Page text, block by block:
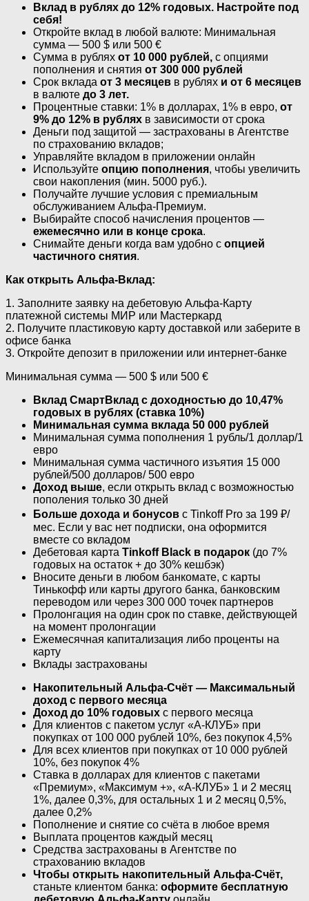
Вклад в рублях до 12% годовых. Настройте под
себя!
Откройте вклад в любой валюте: Минимальная
сумма — 500 $ или 500 €
Сумма в рублях от 10 000 рублей, с опциями
пополнения и снятия от 300 000 рублей
Срок вклада от 3 месяцев в рублях и от 6 месяцев
в валюте до 3 лет.
Процентные ставки: 1% в долларах, 1% в евро, от
9% до 12% в рублях в зависимости от срока
Деньги под защитой — застрахованы в Агентстве
по страхованию вкладов;
Управляйте вкладом в приложении онлайн
Используйте опцию пополнения, чтобы увеличить
свои накопления (мин. 5000 руб.).
Получайте лучшие условия с премиальным
обслуживанием Альфа-Премиум.
Выбирайте способ начисления процентов —
ежемесячно или в конце срока.
Снимайте деньги когда вам удобно с опцией
частичного снятия.
Как открыть Альфа-Вклад:
1. Заполните заявку на дебетовую Альфа-Карту
платежной системы МИР или Мастеркард
2. Получите пластиковую карту доставкой или заберите в
офисе банка
3. Откройте депозит в приложении или интернет-банке
Минимальная сумма — 500 $ или 500 €
Вклад СмартВклад с доходностью до 10,47%
годовых в рублях (ставка 10%)
Минимальная сумма вклада 50 000 рублей
Минимальная сумма пополнения 1 рубль/1 доллар/1
евро
Минимальная сумма частичного изъятия 15 000
рублей/500 долларов/ 500 евро
Доход выше, если открыть вклад с возможностью
пополения только 30 дней
Больше дохода и бонусов с Tinkoff Pro за 199 ₽/
мес. Если у вас нет подписки, она оформится
вместе со вкладом
Дебетовая карта Tinkoff Black в подарок (до 7%
годовых на остаток + до 30% кешбэк)
Вносите деньги в любом банкомате, с карты
Тинькофф или карты другого банка, банковским
переводом или через 300 000 точек партнеров
Пролонгация на один срок по ставке, действующей
на момент пролонгации
Ежемесячная капитализация либо проценты на
карту
Вклады застрахованы
Накопительный Альфа-Счёт — Максимальный
доход с первого месяца
Доход до 10% годовых с первого месяца
Для клиентов с пакетом услуг «А-КЛУБ» при
покупках от 100 000 рублей 10%, без покупок 4,5%
Для всех клиентов при покупках от 10 000 рублей
10%, без покупок 4%
Ставка в долларах для клиентов с пакетами
«Премиум», «Максимум +», «А-КЛУБ» 1 и 2 месяц
1%, далее 0,3%, для остальных 1 и 2 месяц 0,5%,
далее 0,2%
Пополнение и снятие со счёта в любое время
Выплата процентов каждый месяц
Средства застрахованы в Агентстве по
страхованию вкладов
Чтобы открыть накопительный Альфа-Счёт,
станьте клиентом банка: оформите бесплатную